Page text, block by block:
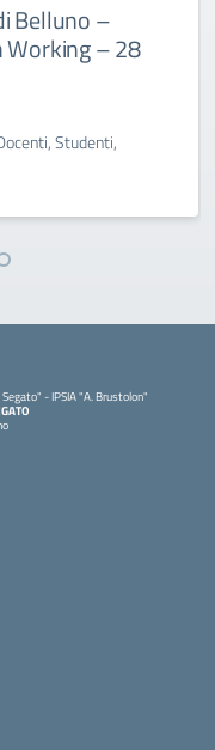
Belluno –
Working – 28
Studenti,
Segato" - IPSIA "A. Brustolon"